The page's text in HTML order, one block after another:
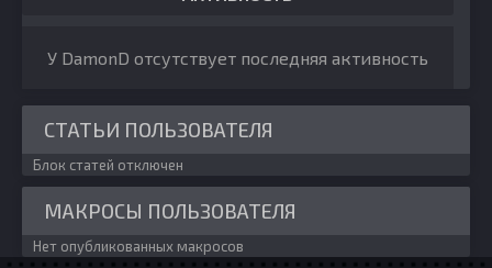
У DamonD отсутствует последняя активность
СТАТЬИ ПОЛЬЗОВАТЕЛЯ
Блок статей отключен
МАКРОСЫ ПОЛЬЗОВАТЕЛЯ
Нет опубликованных макросов